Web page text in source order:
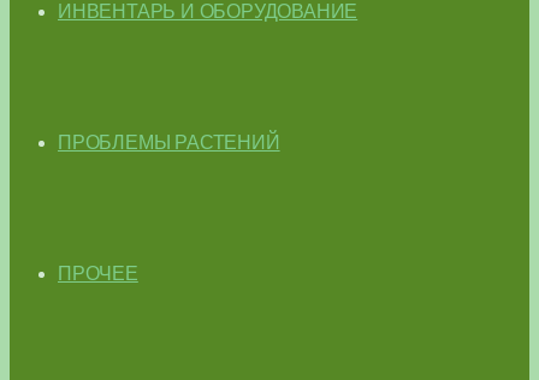
ИНВЕНТАРЬ И ОБОРУДОВАНИЕ
ПРОБЛЕМЫ РАСТЕНИЙ
ПРОЧЕЕ